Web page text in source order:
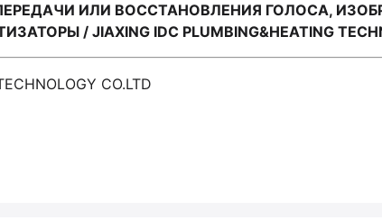
ИЛИ ВОССТАНОВЛЕНИЯ ГОЛОСА,
/ JIAXING IDC PLUMBING&HEATING
CO.LTD